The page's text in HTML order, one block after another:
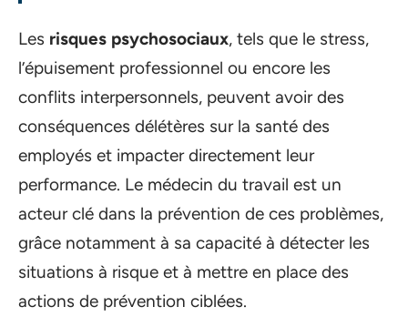
Les risques psychosociaux, tels que le stress,
l’épuisement professionnel ou encore les
conflits interpersonnels, peuvent avoir des
conséquences délétères sur la santé des
employés et impacter directement leur
performance. Le médecin du travail est un
acteur clé dans la prévention de ces problèmes,
grâce notamment à sa capacité à détecter les
situations à risque et à mettre en place des
actions de prévention ciblées.